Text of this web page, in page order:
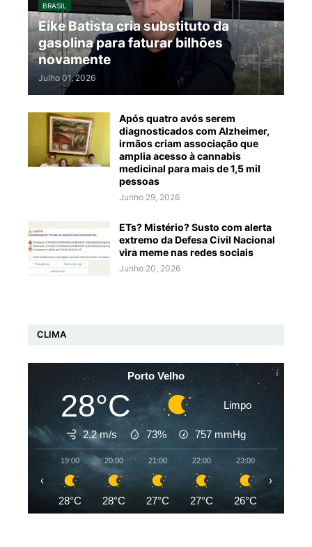
BRASIL
Eike Batista cria substituto da
gasolina para faturar bilhões
novamente
Julho 01, 2026
Após quatro avós serem
diagnosticados com Alzheimer,
irmãos criam associação que
amplia acesso à cannabis
medicinal para mais de 1,5 mil
pessoas
Junho 29, 2026
ETs? Mistério? Susto com alerta
extremo da Defesa Civil Nacional
vira meme nas redes sociais
Junho 20, 2026
CLIMA
Porto Velho
28°C Limpo
2.2 m/s 73% 757 mmHg
19:00
28°C
20:00
28°C
21:00
27°C
22:00
27°C
23:00
26°C
‹ ›